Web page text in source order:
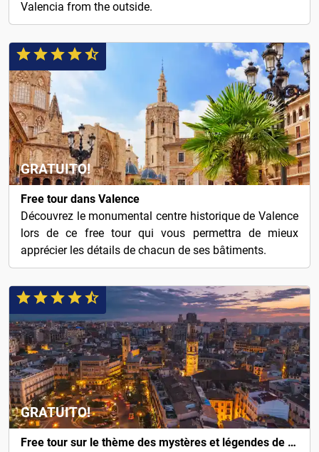
Valencia from the outside.
GRATUITO!
Free tour dans Valence
Découvrez le monumental centre historique de Valence
lors de ce free tour qui vous permettra de mieux
apprécier les détails de chacun de ses bâtiments.
GRATUITO!
Free tour sur le thème des mystères et légendes de Valence